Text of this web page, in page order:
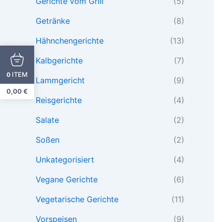
Getränke
(8)
Hähnchengerichte
(13)
Kalbgerichte
(7)
Lammgericht
(9)
Reisgerichte
(4)
Salate
(2)
Soßen
(2)
Unkategorisiert
(4)
Vegane Gerichte
(6)
Vegetarische Gerichte
(11)
Vorspeisen
(9)
0 ITEM
0,00€